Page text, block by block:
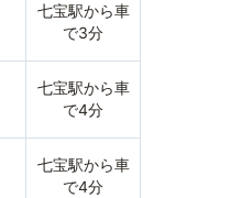
七宝駅から車
で3分
七宝駅から車
で4分
七宝駅から車
で4分